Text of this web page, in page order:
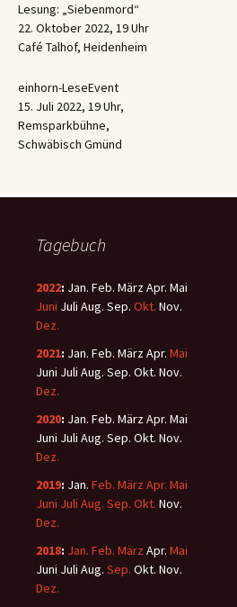
Lesung: „Siebenmord“
22. Oktober 2022, 19 Uhr
Café Talhof, Heidenheim
einhorn-LeseEvent
15. Juli 2022, 19 Uhr,
Remsparkbühne,
Schwäbisch Gmünd
Tagebuch
2022: Jan. Feb. MärzApr. Mai
Juni Juli Aug. Sep. Okt. Nov.
Dez.
2021: Jan. Feb. MärzApr. Mai
Juni Juli Aug. Sep. Okt. Nov.
Dez.
2020: Jan. Feb. MärzApr. Mai
Juni Juli Aug. Sep. Okt. Nov.
Dez.
2019: Jan. Feb. März Apr. Mai
Juni Juli Aug. Sep. Okt. Nov.
Dez.
2018: Jan. Feb. März Apr. Mai
Juni Juli Aug. Sep. Okt. Nov.
Dez.